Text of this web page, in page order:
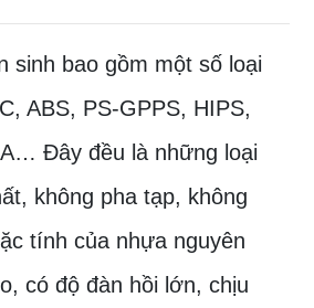
bao gồm một số loại
ABS, PS-GPPS, HIPS,
Đây đều là những loại
không pha tạp, không
tính của nhựa nguyên
có độ đàn hồi lớn, chịu